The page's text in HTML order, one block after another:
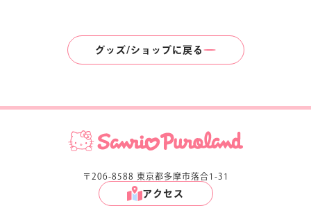
グッズ/ショップに戻る
〒206-8588 東京都多摩市落合1-31
アクセス